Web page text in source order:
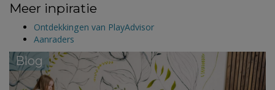
Meer inpiratie
Ontdekkingen van PlayAdvisor
Aanraders
Blog